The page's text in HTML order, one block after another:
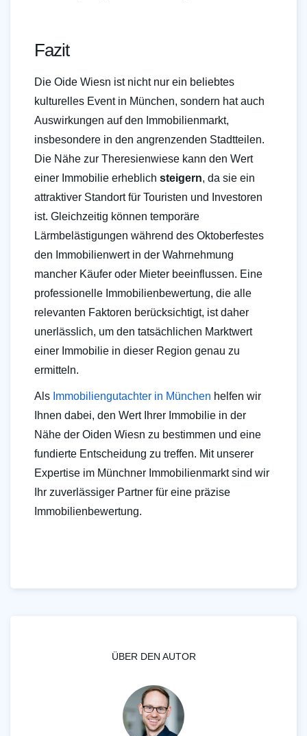
Fazit
Die Oide Wiesn ist nicht nur ein beliebtes
kulturelles Event in München, sondern hat auch
Auswirkungen auf den Immobilienmarkt,
insbesondere in den angrenzenden Stadtteilen.
Die Nähe zur Theresienwiese kann den Wert
einer Immobilie erheblich steigern, da sie ein
attraktiver Standort für Touristen und Investoren
ist. Gleichzeitig können temporäre
Lärmbelästigungen während des Oktoberfestes
den Immobilienwert in der Wahrnehmung
mancher Käufer oder Mieter beeinflussen. Eine
professionelle Immobilienbewertung, die alle
relevanten Faktoren berücksichtigt, ist daher
unerlässlich, um den tatsächlichen Marktwert
einer Immobilie in dieser Region genau zu
ermitteln.
Als Immobiliengutachter in München helfen wir
Ihnen dabei, den Wert Ihrer Immobilie in der
Nähe der Oiden Wiesn zu bestimmen und eine
fundierte Entscheidung zu treffen. Mit unserer
Expertise im Münchner Immobilienmarkt sind wir
Ihr zuverlässiger Partner für eine präzise
Immobilienbewertung.
ÜBER DEN AUTOR